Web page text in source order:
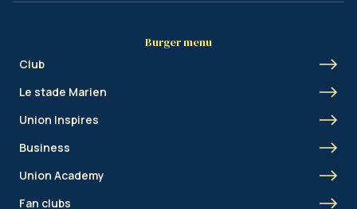
Burger menu
Club
Le stade Marien
Union Inspires
Business
Union Academy
Fan clubs